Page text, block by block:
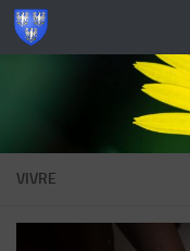
Skip to content
VIVRE